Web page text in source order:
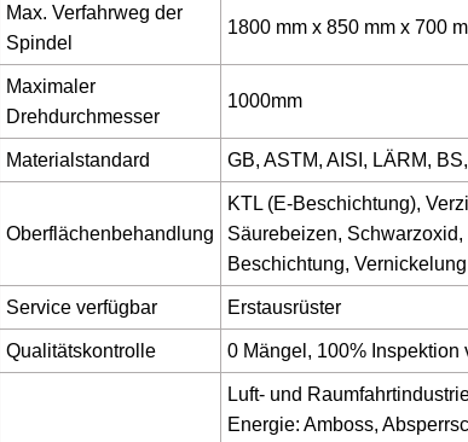
Max. Verfahrweg der
Spindel
1800 mm x 850 mm x 700
Maximaler
Drehdurchmesser
1000mm
Materialstandard GB, ASTM, AISI, LÄRM,
Oberflächenbehandlung
KTL (E-Beschichtung),
Säurebeizen,
Beschichtung, Vernickelung
Service verfügbar Erstausrüster
Qualitätskontrolle 0 Mängel, 100% Inspektion
Luft- und
Energie: Amboss,